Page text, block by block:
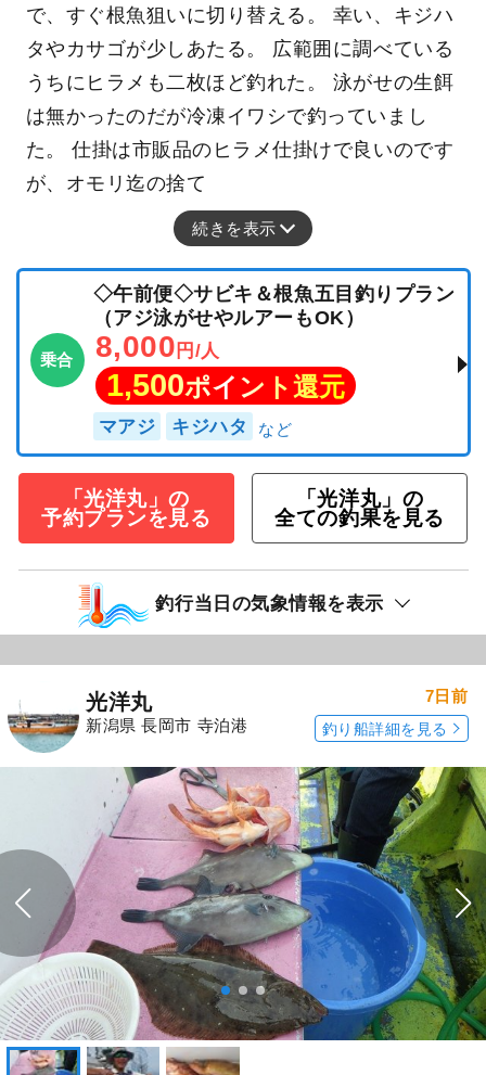
で、すぐ根魚狙いに切り替える。 幸い、キジハ
タやカサゴが少しあたる。 広範囲に調べている
うちにヒラメも二枚ほど釣れた。 泳がせの生餌
は無かったのだが冷凍イワシで釣っていまし
た。 仕掛は市販品のヒラメ仕掛けで良いのです
が、オモリ迄の捨て
続きを表示
乗合
◇午前便◇サビキ＆根魚五目釣りプラン
（アジ泳がせやルアーもOK）
8,000 円/人
1,500ポイント還元
マアジ キジハタ
「光洋丸」の
予約プランを見る
「光洋丸」の
全ての釣果を見る
釣行当日の気象情報を表示
光洋丸
新潟県 長岡市 寺泊港
7日前
釣り船詳細を見る